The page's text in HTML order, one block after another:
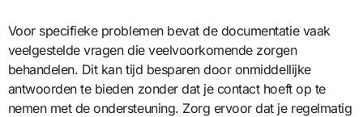
Voor specifieke problemen bevat de documentatie vaak
veelgestelde vragen die veelvoorkomende zorgen
behandelen. Dit kan tijd besparen door onmiddellijke
antwoorden te bieden zonder dat je contact hoeft op te
nemen met de ondersteuning. Zorg ervoor dat je regelmatig